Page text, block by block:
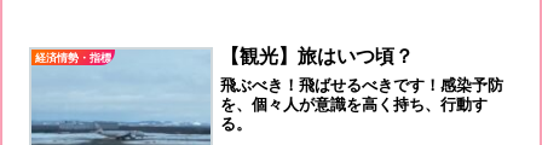
経済情勢・指標 【観光】旅はいつ頃？
飛ぶべき！飛ばせるべきです！感染予防
を、個々人が意識を高く持ち、行動す
る。